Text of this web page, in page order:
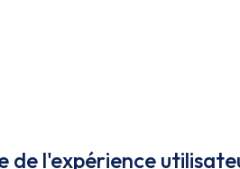
de l'expérience